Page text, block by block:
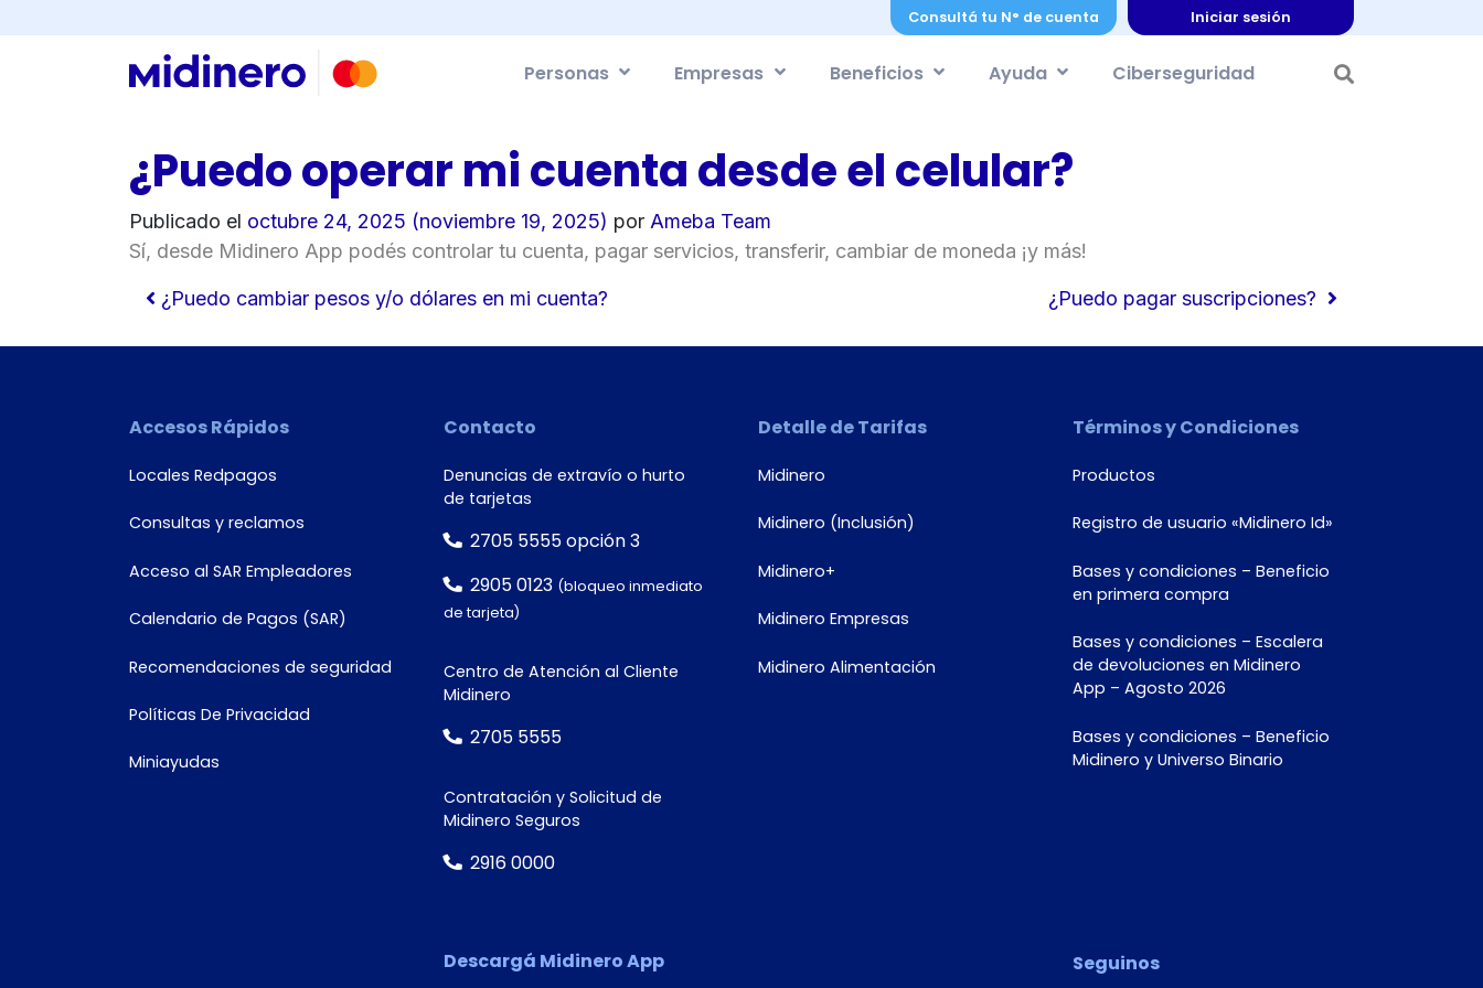
Consultá
documento*
Consultá tu N° de cuenta Iniciar sesión
Personas Empresas Beneficios Ayuda Ciberseguridad
Buscar
¿Puedo operar mi cuenta desde el celular?
Publicado el octubre 24, 2025 (noviembre 19, 2025) por Ameba Team
Sí, desde Midinero App podés controlar tu cuenta, pagar servicios, transferir, cambiar de moneda ¡y más!
Navegación de entradas
¿Puedo cambiar pesos y/o dólares en mi cuenta? ¿Puedo pagar suscripciones?
Accesos Rápidos
Locales Redpagos
Consultas y reclamos
Acceso al SAR Empleadores
Calendario de Pagos (SAR)
Recomendaciones de seguridad
Políticas De Privacidad
Miniayudas
Contacto
Denuncias de extravío o hurto
de tarjetas
2705 5555 opción 3
2905 0123 (bloqueo inmediato
de tarjeta)
Centro de Atención al Cliente
Midinero
2705 5555
Contratación y Solicitud de
Midinero Seguros
2916 0000
Detalle de Tarifas
Midinero
Midinero (Inclusión)
Midinero+
Midinero Empresas
Midinero Alimentación
Términos y Condiciones
Productos
Registro de usuario «Midinero Id»
Bases y condiciones – Beneficio
en primera compra
Bases y condiciones – Escalera
de devoluciones en Midinero
App – Agosto 2026
Bases y condiciones – Beneficio
Midinero y Universo Binario
Descargá Midinero App Seguinos